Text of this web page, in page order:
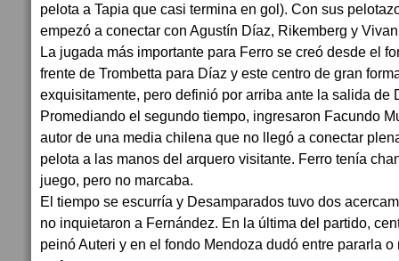
pelota a Tapia que casi termina en gol). Con sus
empezó a conectar con Agustín Díaz, Rikemberg y
La jugada más importante para Ferro se creó desde el
frente de Trombetta para Díaz y este centro de gran
exquisitamente, pero definió por arriba ante la salida de
Promediando el segundo tiempo, ingresaron Facundo
autor de una media chilena que no llegó a conectar
pelota a las manos del arquero visitante. Ferro tenía
juego, pero no marcaba.
El tiempo se escurría y Desamparados tuvo dos
no inquietaron a Fernández. En la última del partido,
peinó Auteri y en el fondo Mendoza dudó entre pararla